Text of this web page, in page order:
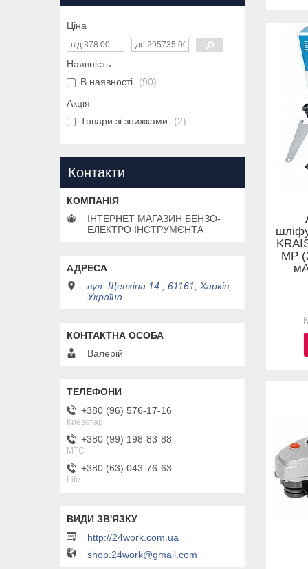
MP
Ціна
Наявність
В наявності
90
Акція
Товари зі знижками
2
Контакти
ІНТЕРНЕТ МАГАЗИН БЕНЗО-
ЕЛЕКТРО ІНСТРУМЄНТА
вул. Щепкіна 14., 61161, Харків,
Україна
Валерій
+380 (96) 576-17-16
Киевстар
+380 (99) 198-83-88
MTC
+380 (63) 043-76-63
Life
http://24work.com.ua
shop.24work@gmail.com